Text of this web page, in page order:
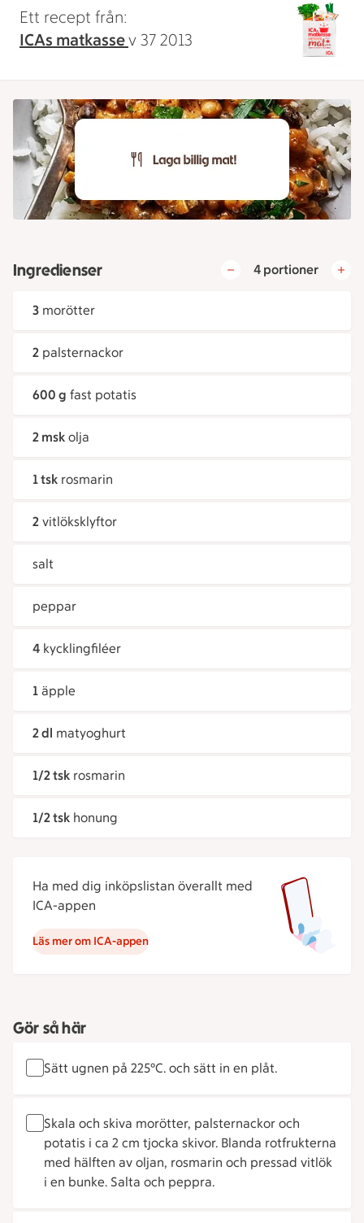
Ett recept från:
ICAs matkassev 37 2013
Ingredienser 4 portioner
3 morötter
2 palsternackor
600 g fast potatis
2 msk olja
1 tsk rosmarin
2 vitlöksklyftor
salt
peppar
4 kycklingfiléer
1 äpple
2 dl matyoghurt
1/2 tsk rosmarin
1/2 tsk honung
Ha med dig inköpslistan överallt med
ICA-appen
Läs mer om ICA-appen
Gör så här
Sätt ugnen på 225°C. och sätt in en plåt.
Skala och skiva morötter, palsternackor och
potatis i ca 2 cm tjocka skivor. Blanda rotfrukterna
med hälften av oljan, rosmarin och pressad vitlök
i en bunke. Salta och peppra.